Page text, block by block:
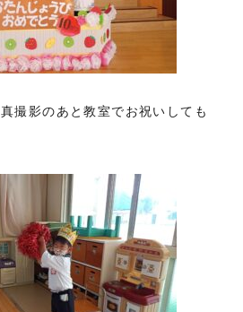
撮影のあと教室でお祝いしても